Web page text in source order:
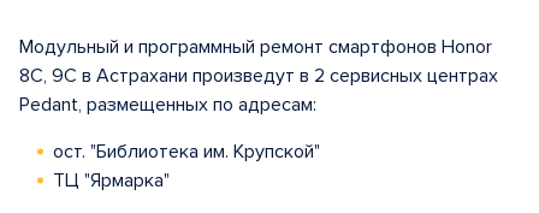
Модульный и программный ремонт смартфонов Honor
8C, 9C в Астрахани произведут в 2 сервисных центрах
Pedant, размещенных по адресам:
ост. "Библиотека им. Крупской"
ТЦ "Ярмарка"